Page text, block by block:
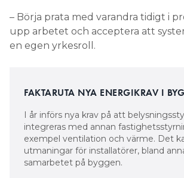
– Börja prata med varandra tidigt i
upp arbetet och acceptera att
en egen yrkesroll.
FAKTARUTA NYA ENERGIKRAV I
I år införs nya krav på att
integreras med annan
exempel ventilation och värme. Det
utmaningar för installatörer, bland
samarbetet på byggen.